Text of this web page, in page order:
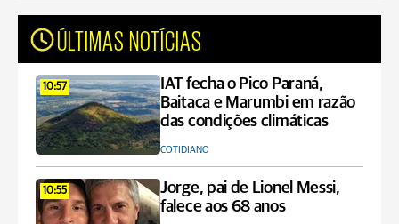
ÚLTIMAS NOTÍCIAS
10:57
IAT fecha o Pico Paraná,
Baitaca e Marumbi em razão
das condições climáticas
COTIDIANO
10:55
Jorge, pai de Lionel Messi,
falece aos 68 anos